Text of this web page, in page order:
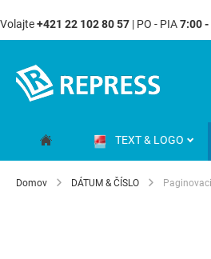
Volajte+421 22 102 80 57 | PO - PIA7:00
Content
TEXT & LOGO
Domov DÁTUM & ČÍSLO